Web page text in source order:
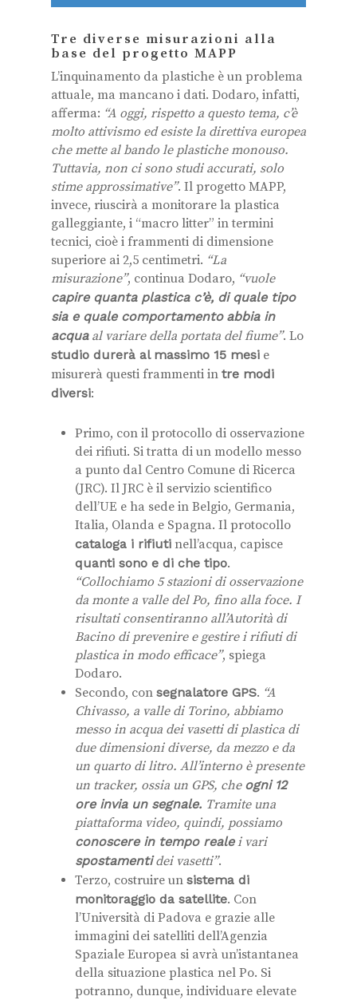
Tre diverse misurazioni alla
base del progetto MAPP
L’inquinamento da plastiche è un problema
attuale, ma mancano i dati. Dodaro, infatti,
afferma: “A oggi, rispetto a questo tema, c’è
molto attivismo ed esiste la direttiva europea
che mette al bando le plastiche monouso.
Tuttavia, non ci sono studi accurati, solo
stime approssimative”. Il progetto MAPP,
invece, riuscirà a monitorare la plastica
galleggiante, i “macro litter” in termini
tecnici, cioè i frammenti di dimensione
superiore ai 2,5 centimetri. “La
misurazione”, continua Dodaro, “vuole
capire quanta plastica c’è, di quale tipo
sia e quale comportamento abbia in
acquaal variare della portata del fiume”. Lo
studio durerà al massimo 15 mesi e
misurerà questi frammenti in tre modi
diversi:
Primo, con il protocollo di osservazione
dei rifiuti. Si tratta di un modello messo
a punto dal Centro Comune di Ricerca
(JRC). Il JRC è il servizio scientifico
dell’UE e ha sede in Belgio, Germania,
Italia, Olanda e Spagna. Il protocollo
cataloga i rifiuti nell’acqua, capisce
quanti sono e di che tipo.
“Collochiamo 5 stazioni di osservazione
da monte a valle del Po, fino alla foce. I
risultati consentiranno all’Autorità di
Bacino di prevenire e gestire i rifiuti di
plastica in modo efficace”, spiega
Dodaro.
Secondo, con segnalatore GPS. “A
Chivasso, a valle di Torino, abbiamo
messo in acqua dei vasetti di plastica di
due dimensioni diverse, da mezzo e da
un quarto di litro. All’interno è presente
un tracker, ossia un GPS, che ogni 12
ore invia un segnale. Tramite una
piattaforma video, quindi, possiamo
conoscere in tempo realei vari
spostamentidei vasetti”.
Terzo, costruire un sistema di
monitoraggio da satellite. Con
l’Università di Padova e grazie alle
immagini dei satelliti dell’Agenzia
Spaziale Europea si avrà un’istantanea
della situazione plastica nel Po. Si
potranno, dunque, individuare elevate